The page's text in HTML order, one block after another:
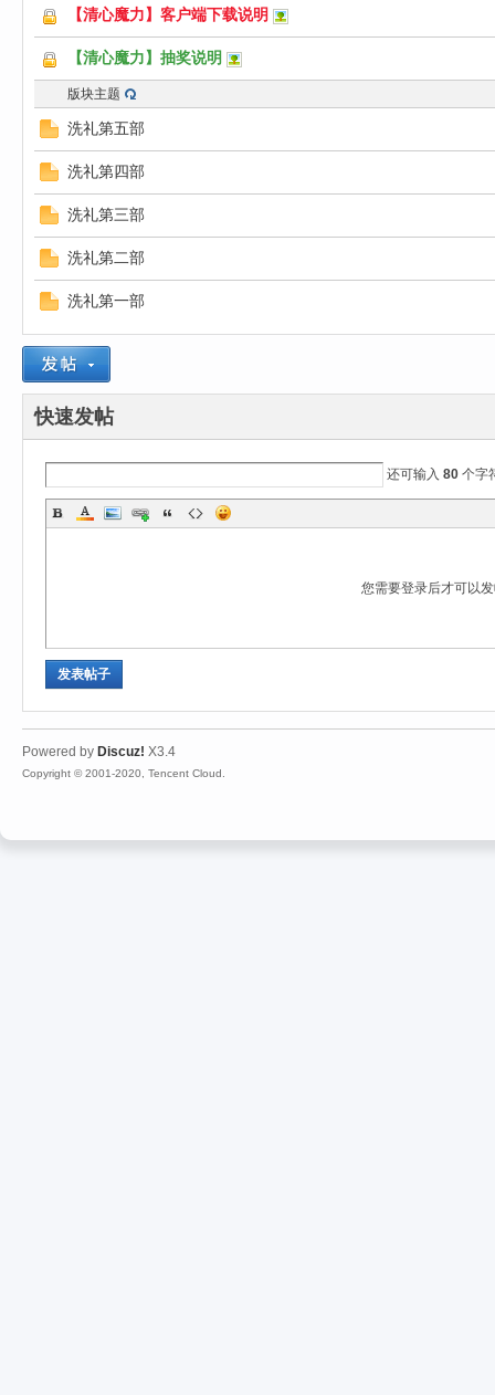
【清心魔力】客户端下载说明
【清心魔力】抽奖说明
版块主题
洗礼第五部
洗礼第四部
洗礼第三部
洗礼第二部
洗礼第一部
快速发帖
还可输入 80 个字
您需要登录后才可以
发表帖子
Powered by Discuz! X3.4
Copyright © 2001-2020, Tencent Cloud.